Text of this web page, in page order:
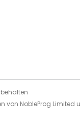
von NobleProg Limited